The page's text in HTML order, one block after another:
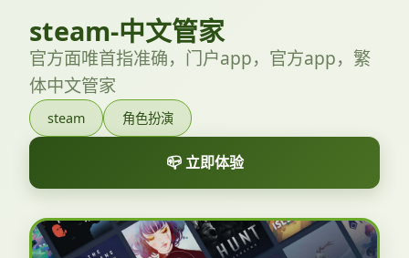
steam-中文管家
官方面唯首指准确，门户app，官方app，繁
体中文管家
steam 角色扮演
📪 立即体验